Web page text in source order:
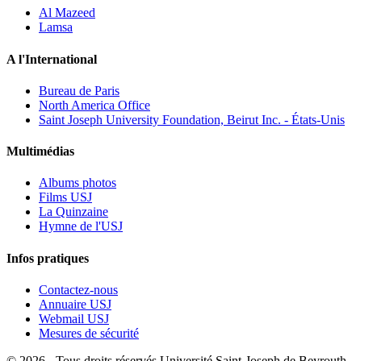
Al Mazeed
Lamsa
A l'International
Bureau de Paris
North America Office
Saint Joseph University Foundation, Beirut Inc. - États-Unis
Multimédias
Albums photos
Films USJ
La Quinzaine
Hymne de l'USJ
Infos pratiques
Contactez-nous
Annuaire USJ
Webmail USJ
Mesures de sécurité